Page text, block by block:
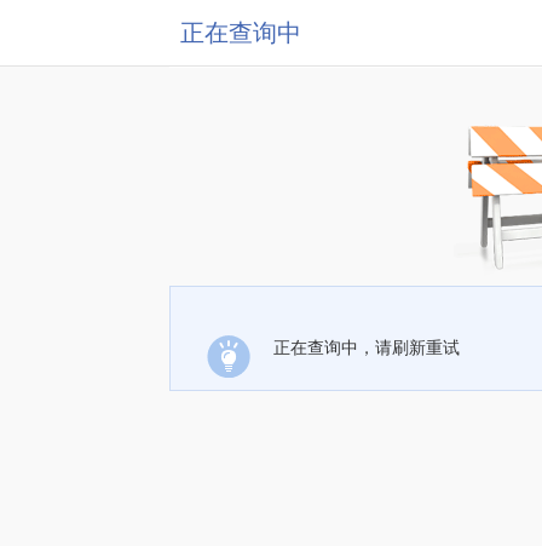
正在查询中
正在查询中，请刷新重试